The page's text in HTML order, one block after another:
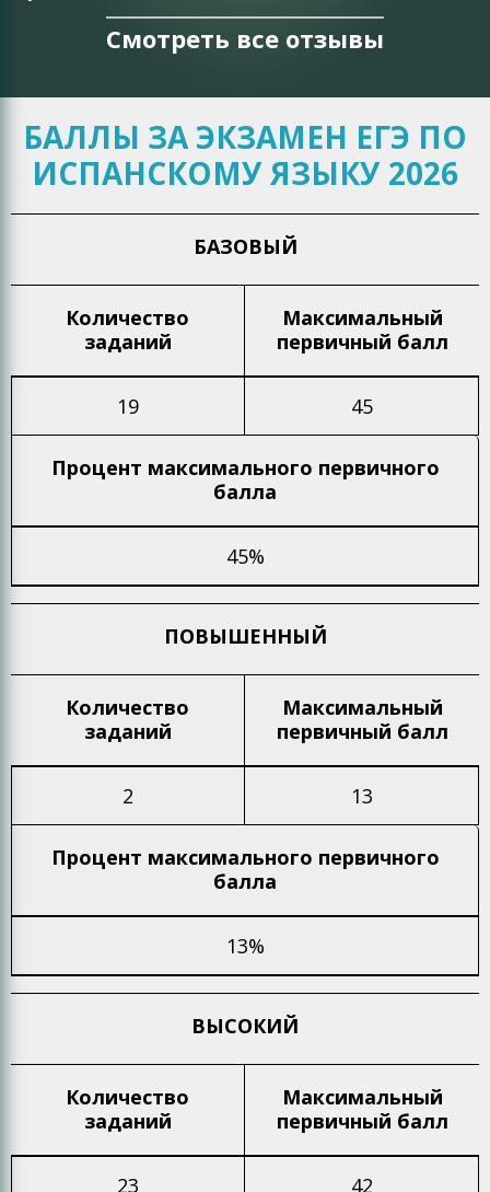
Смотреть все отзывы
БАЛЛЫ ЗА ЭКЗАМЕН ЕГЭ ПО
ИСПАНСКОМУ ЯЗЫКУ 2026
БАЗОВЫЙ
Количество
заданий
Максимальный
первичный балл
19 45
Процент максимального первичного
балла
45%
ПОВЫШЕННЫЙ
Количество
заданий
Максимальный
первичный балл
2 13
Процент максимального первичного
балла
13%
ВЫСОКИЙ
Количество
заданий
Максимальный
первичный балл
23 42